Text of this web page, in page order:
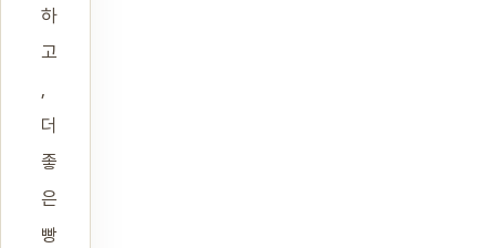
하
고
,
더
좋
은
빵